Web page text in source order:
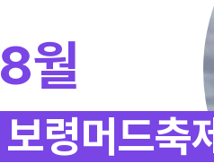
8월
보령머드축